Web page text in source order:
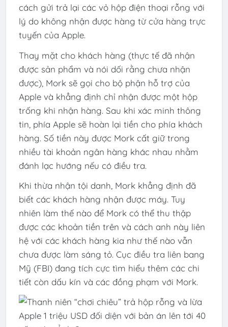
cách gửi trả lại các vỏ hộp điện thoại rỗng với
lý do không nhận được hàng từ cửa hàng trực
tuyến của Apple.
Thay mặt cho khách hàng (thực tế đã nhận
được sản phẩm và nói dối rằng chưa nhận
được), Mork sẽ gọi cho bộ phận hỗ trợ của
Apple và khẳng định chỉ nhận được một hộp
trống khi nhận hàng. Sau khi xác minh thông
tin, phía Apple sẽ hoàn lại tiền cho phía khách
hàng. Số tiền này được Mork cất giữ trong
nhiều tài khoản ngân hàng khác nhau nhằm
đánh lạc hướng nếu có điều tra.
Khi thừa nhận tội danh, Mork khẳng định đã
biết các khách hàng nhận được máy. Tuy
nhiên làm thế nào để Mork có thể thu thập
được các khoản tiền trên và cách anh này liên
hệ với các khách hàng kia như thế nào vẫn
chưa được làm sáng tỏ. Cục điều tra liên bang
Mỹ (FBI) đang tích cực tìm hiểu thêm các chi
tiết còn dấu kín và các đồng phạm với Mork.